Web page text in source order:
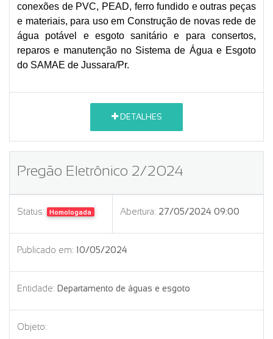
conexões de PVC, PEAD, ferro fundido e outras peças
e materiais, para uso em Construção de novas rede de
água potável e esgoto sanitário e para consertos,
reparos e manutenção no Sistema de Água e Esgoto
do SAMAE de Jussara/Pr.
DETALHES
Pregão Eletrônico 2/2024
Status: Homologada Abertura: 27/05/2024 09:00
Publicado em: 10/05/2024
Entidade: Departamento de águas e esgoto
Objeto: